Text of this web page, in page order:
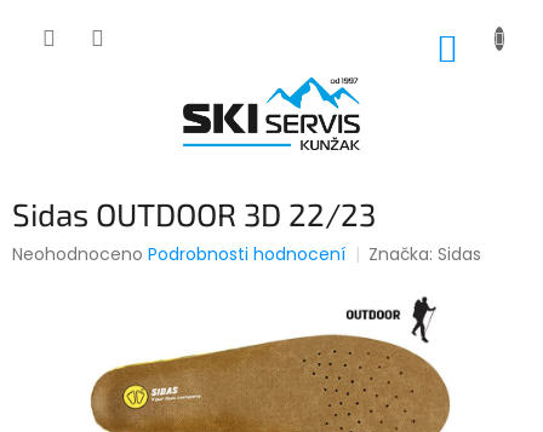
Sidas OUTDOOR 3D 22/23
Průměrné
hvězdiček.
Neohodnoceno Podrobnosti hodnocení Značka:Sidas